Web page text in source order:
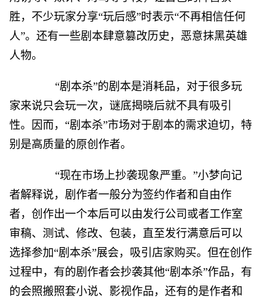
胜，不少玩家分享“玩后感”时表示“不再相信任何
人”。还有一些剧本肆意篡改历史，恶意抹黑英雄
人物。
“剧本杀”的剧本是消耗品，对于很多玩
家来说只会玩一次，谜底揭晓后就不具有吸引
性。因而，“剧本杀”市场对于剧本的需求迫切，特
别是高质量的原创作者。
“现在市场上抄袭现象严重。”小梦向记
者解释说，剧作者一般分为签约作者和自由作
者，创作出一个本后可以由发行公司或者工作室
审稿、测试、修改、包装，直至发行满意后可以
选择参加“剧本杀”展会，吸引店家购买。但在创作
过程中，有的剧作者会抄袭其他“剧本杀”作品，有
的会照搬照套小说、影视作品，还有的是作者和